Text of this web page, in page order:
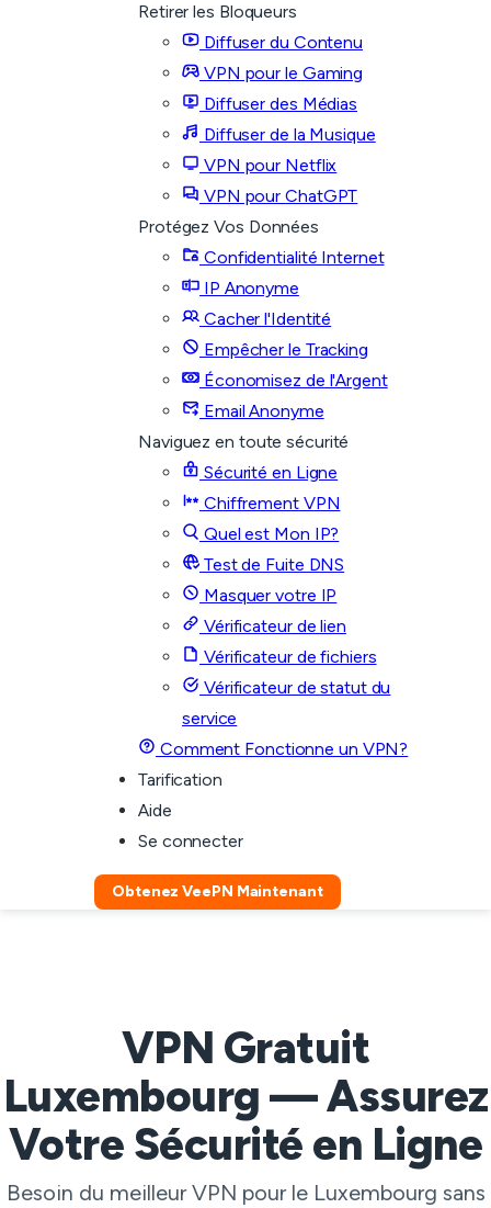
Retirer les Bloqueurs
Diffuser du Contenu
VPN pour le Gaming
Diffuser des Médias
Diffuser de la Musique
VPN pour Netflix
VPN pour ChatGPT
Protégez Vos Données
Confidentialité Internet
IP Anonyme
Cacher l'Identité
Empêcher le Tracking
Économisez de l'Argent
Email Anonyme
Naviguez en toute sécurité
Sécurité en Ligne
Chiffrement VPN
Quel est Mon IP?
Test de Fuite DNS
Masquer votre IP
Vérificateur de lien
Vérificateur de fichiers
Vérificateur de statut du
service
Comment Fonctionne un VPN?
Tarification
Aide
Se connecter
Obtenez VeePN Maintenant
VPN Gratuit
Luxembourg — Assurez
Votre Sécurité en Ligne
Besoin du meilleur VPN pour le Luxembourg sans